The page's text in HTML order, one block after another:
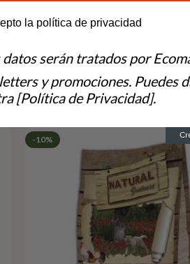
-10%
you like to hear from us?
la política de privacidad
datos serán tratados por
y promociones. Puedes
[Política de Privacidad].